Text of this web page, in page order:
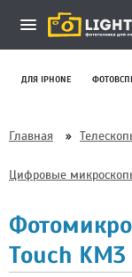
ДЛЯ IPHONE
Главная »
Цифровые
Touch KM3